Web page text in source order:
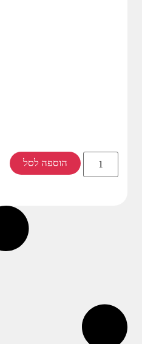
הוספה לסל